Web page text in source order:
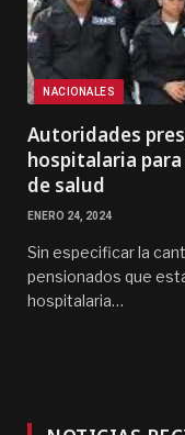
NACIONALES
Autoridades
hospitalaria
de salud
ENERO 24, 2024
Sin especificar la
pensionados que
hospitalaria…